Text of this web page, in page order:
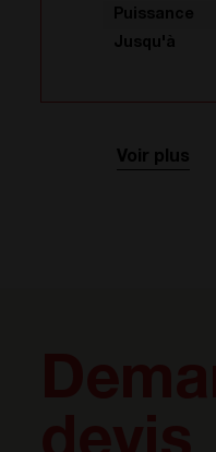
Puissance
Jusqu'à
Voir plus